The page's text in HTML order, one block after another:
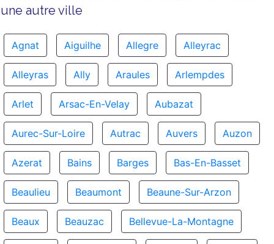
une autre ville
Agnat Aiguilhe Allegre Alleyrac
Alleyras Ally Araules Arlempdes
Arlet Arsac-En-Velay Aubazat
Aurec-Sur-Loire Autrac Auvers Auzon
Azerat Bains Barges Bas-En-Basset
Beaulieu Beaumont Beaune-Sur-Arzon
Beaux Beauzac Bellevue-La-Montagne